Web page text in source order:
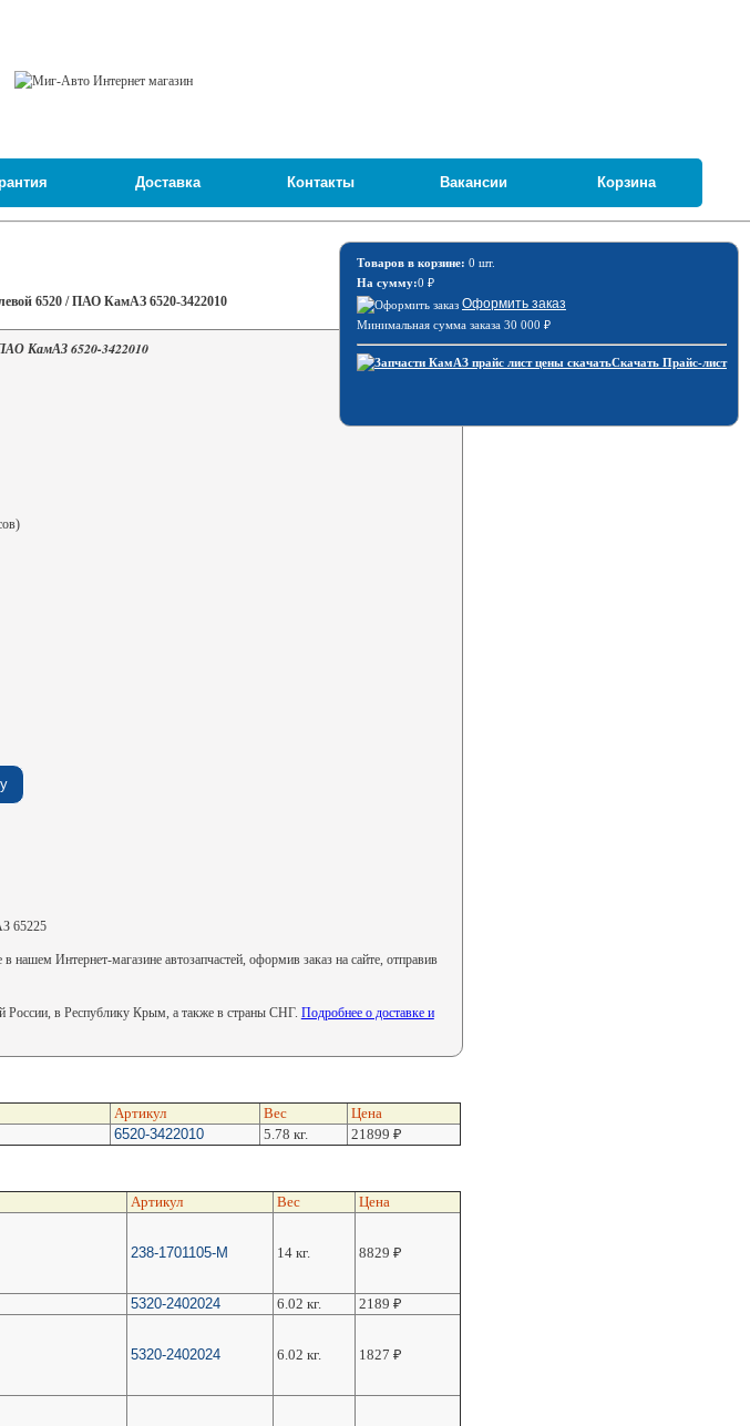
Доставка Контакты Вакансии Корзина
Товаров в корзине: 0 шт.
На сумму:0 ₽
Оформить заказ
Минимальная сумма заказа 30 000 ₽
Скачать Прайс-лист
6520 / ПАО КамАЗ 6520-3422010
КамАЗ 6520-3422010
65225
Интернет-магазине автозапчастей, оформив заказ на сайте, отправив
России, в Республику Крым, а также в страны СНГ. Подробнее о доставке и
Артикул Вес
Цена
6520-3422010 5.78 кг. 21899 ₽
Артикул Вес Цена
238-1701105-М 14 кг. 8829 ₽
5320-2402024 6.02 кг. 2189 ₽
5320-2402024 6.02 кг. 1827 ₽